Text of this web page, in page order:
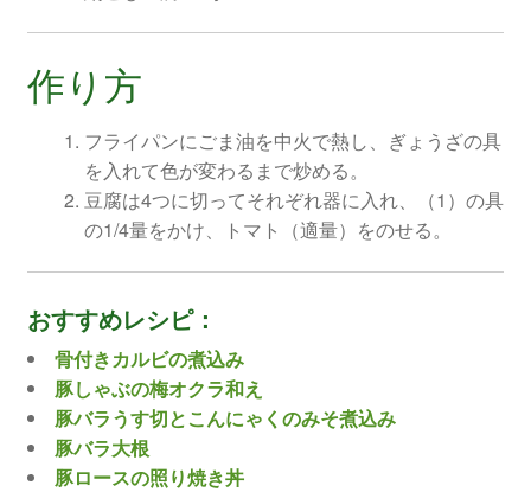
作り方
フライパンにごま油を中火で熱し、ぎょうざの具
を入れて色が変わるまで炒める。
豆腐は4つに切ってそれぞれ器に入れ、（1）の具
の1/4量をかけ、トマト（適量）をのせる。
おすすめレシピ：
骨付きカルビの煮込み
豚しゃぶの梅オクラ和え
豚バラうす切とこんにゃくのみそ煮込み
豚バラ大根
豚ロースの照り焼き丼